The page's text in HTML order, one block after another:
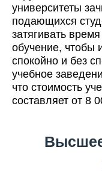
университеты
подающихся
затягивать
обучение, чтобы
спокойно и без
учебное
что стоимость
составляет от 8